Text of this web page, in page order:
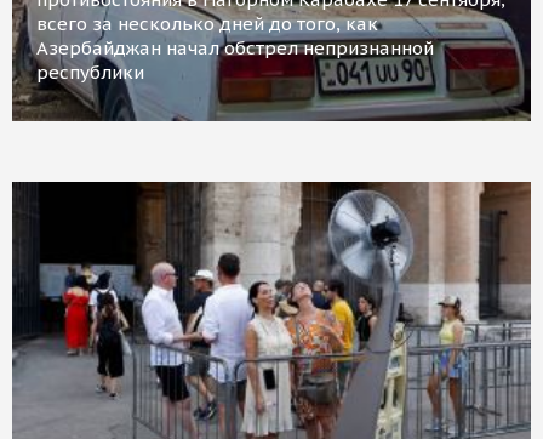
всего за несколько дней до того, как
Азербайджан начал обстрел непризнанной
республики